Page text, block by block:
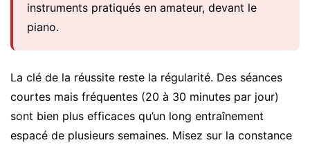
instruments pratiqués en amateur, devant le
piano.
La clé de la réussite reste la régularité. Des séances
courtes mais fréquentes (20 à 30 minutes par jour)
sont bien plus efficaces qu’un long entraînement
espacé de plusieurs semaines. Misez sur la constance